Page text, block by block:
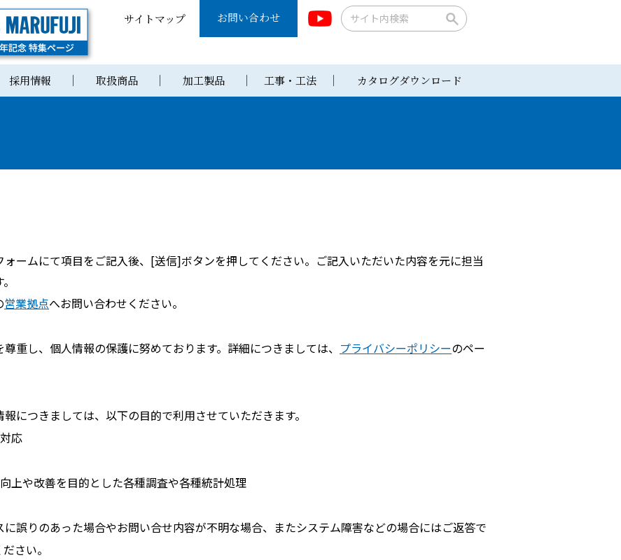
サイトマップ お問い合わせ
採用情報 取扱商品 加工製品 工事・工法 カタログダウンロード
ームにて項目をご記入後、[送信]ボタンを押してください。ご記入いただいた内容を元に担当
営業拠点へお問い合わせください。
重し、個人情報の保護に努めております。詳細につきましては、 プライバシーポリシーのペー
につきましては、以下の目的で利用させていただきます。
応
上や改善を目的とした各種調査や各種統計処理
誤りのあった場合やお問い合せ内容が不明な場合、またシステム障害などの場合にはご返答で
さい。